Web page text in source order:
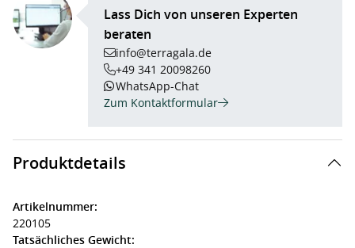
Lass Dich von unseren Experten
beraten
info@terragala.de
+49 341 20098260
WhatsApp-Chat
Zum Kontaktformular
Produktdetails
Artikelnummer:
220105
Tatsächliches Gewicht: